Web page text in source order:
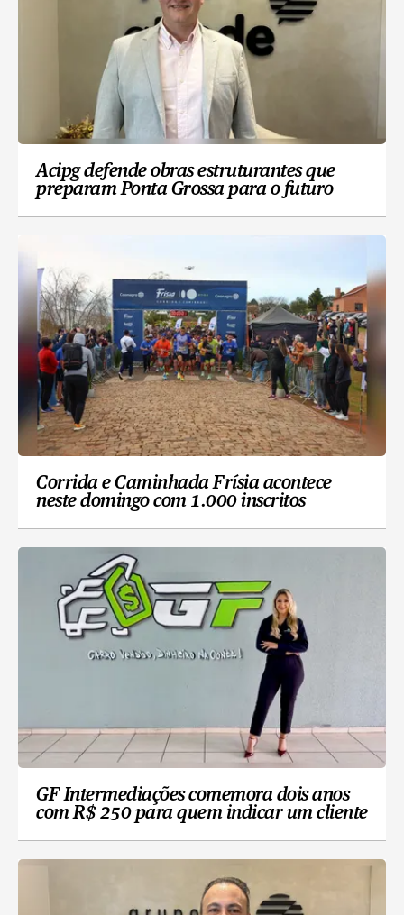
Acipg defende obras estruturantes que
preparam Ponta Grossa para o futuro
Corrida e Caminhada Frísia acontece
neste domingo com 1.000 inscritos
GF Intermediações comemora dois anos
com R$ 250 para quem indicar um cliente